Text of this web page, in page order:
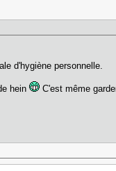
d'hygiène personnelle.
hein
C'est même